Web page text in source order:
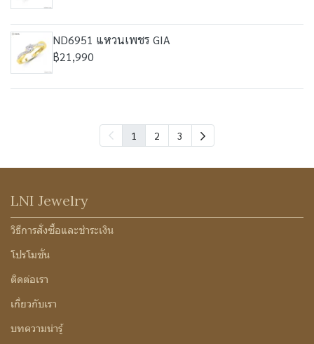
ND6951 แหวนเพชร GIA
฿21,990
1 2 3
LNI Jewelry
วิธีการสั่งซื้อและชำระเงิน
โปรโมชั่น
ติดต่อเรา
เกี่ยวกับเรา
บทความน่ารู้